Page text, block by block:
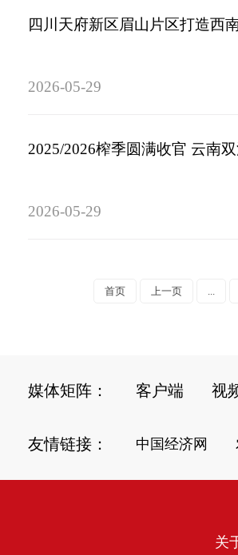
四川天府新区眉山片区打造西
2026-05-29
2025/2026榨季圆满收官 云南
2026-05-29
首页 上一页 ...
媒体矩阵： 客户端 视
友情链接： 中国经济网
关